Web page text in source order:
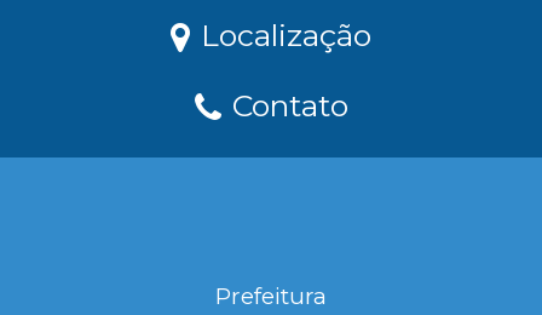
Localização
Contato
Prefeitura